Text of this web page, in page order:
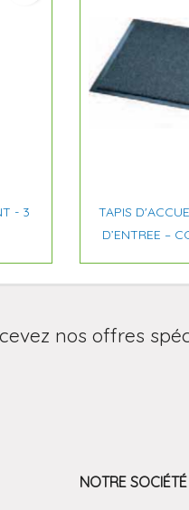
- 3

TAPIS
D’ENTREE –
nos offres
NOTRE SOCIÉTÉ